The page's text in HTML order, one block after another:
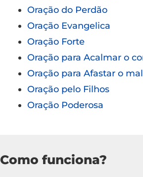
Oração do Perdão
Oração Evangelica
Oração Forte
Oração para Acalmar o
Oração para Afastar o mal
Oração pelo Filhos
Oração Poderosa
Como funciona?